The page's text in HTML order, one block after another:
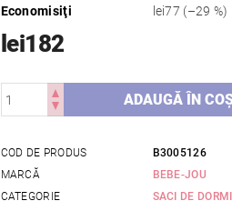
Economisiţi
lei77 (–29 %)
lei182
COD DE PRODUS
B3005126
MARCĂ
BEBE-JOU
CATEGORIE
SACI DE